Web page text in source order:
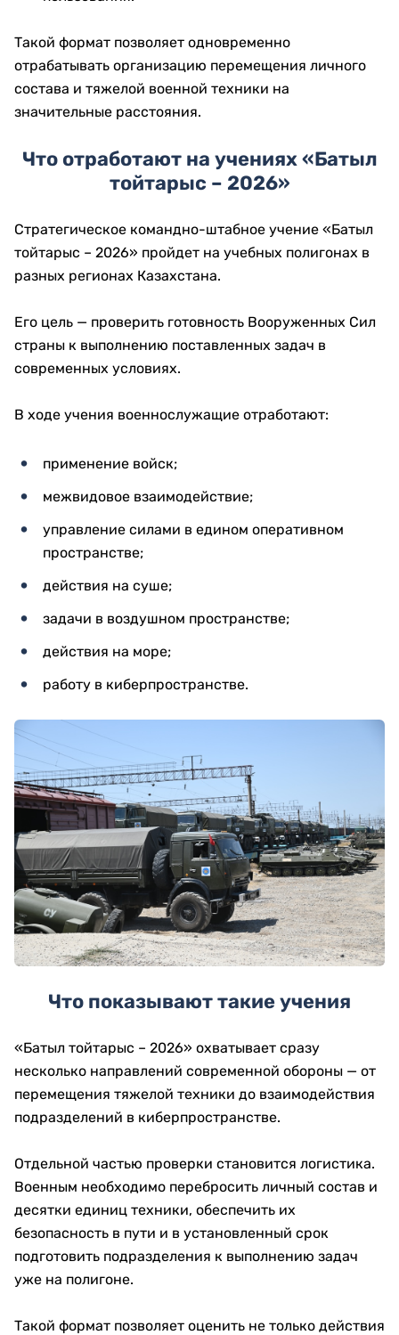
Такой формат позволяет одновременно
отрабатывать организацию перемещения личного
состава и тяжелой военной техники на
значительные расстояния.
Что отработают на учениях «Батыл
тойтарыс – 2026»
Стратегическое командно-штабное учение «Батыл
тойтарыс – 2026» пройдет на учебных полигонах в
разных регионах Казахстана.
Его цель — проверить готовность Вооруженных Сил
страны к выполнению поставленных задач в
современных условиях.
В ходе учения военнослужащие отработают:
применение войск;
межвидовое взаимодействие;
управление силами в едином оперативном
пространстве;
действия на суше;
задачи в воздушном пространстве;
действия на море;
работу в киберпространстве.
Что показывают такие учения
«Батыл тойтарыс – 2026» охватывает сразу
несколько направлений современной обороны — от
перемещения тяжелой техники до взаимодействия
подразделений в киберпространстве.
Отдельной частью проверки становится логистика.
Военным необходимо перебросить личный состав и
десятки единиц техники, обеспечить их
безопасность в пути и в установленный срок
подготовить подразделения к выполнению задач
уже на полигоне.
Такой формат позволяет оценить не только действия